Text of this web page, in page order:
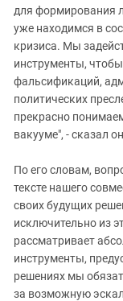
для формирования
уже находимся в
кризиса. Мы
инструменты,
фальсификаций,
политических
прекрасно
вакууме", - сказал
По его словам,
тексте нашего
своих будущих
исключительно из
рассматривает
инструменты,
решениях мы
за возможную